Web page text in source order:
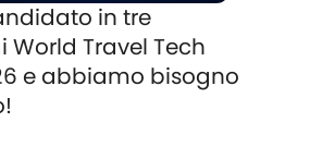
in tre
Travel Tech
e abbiamo bisogno